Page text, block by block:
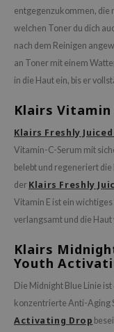
entgegenzukommen, die
welchen Toner du dich
nach dem Reinigen
an Toner mit einem
in die Haut ein, bis er
Klairs Vitamin
Klairs Freshly
Vitamin-C-Serum mit
belebt und regeneriert
der Klairs Freshly
Vitamin E ist ein
verlangsamt und die
Klairs
Youth
Die Midnight Blue Linie
konzentrierte Anti-Aging
Activating Drop